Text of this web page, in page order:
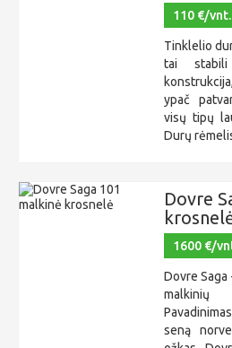
110 €/vnt.
Tinklelio
tai
ypač
visų tipų
Durų
Dovre
1600 €/
Dovre
seną